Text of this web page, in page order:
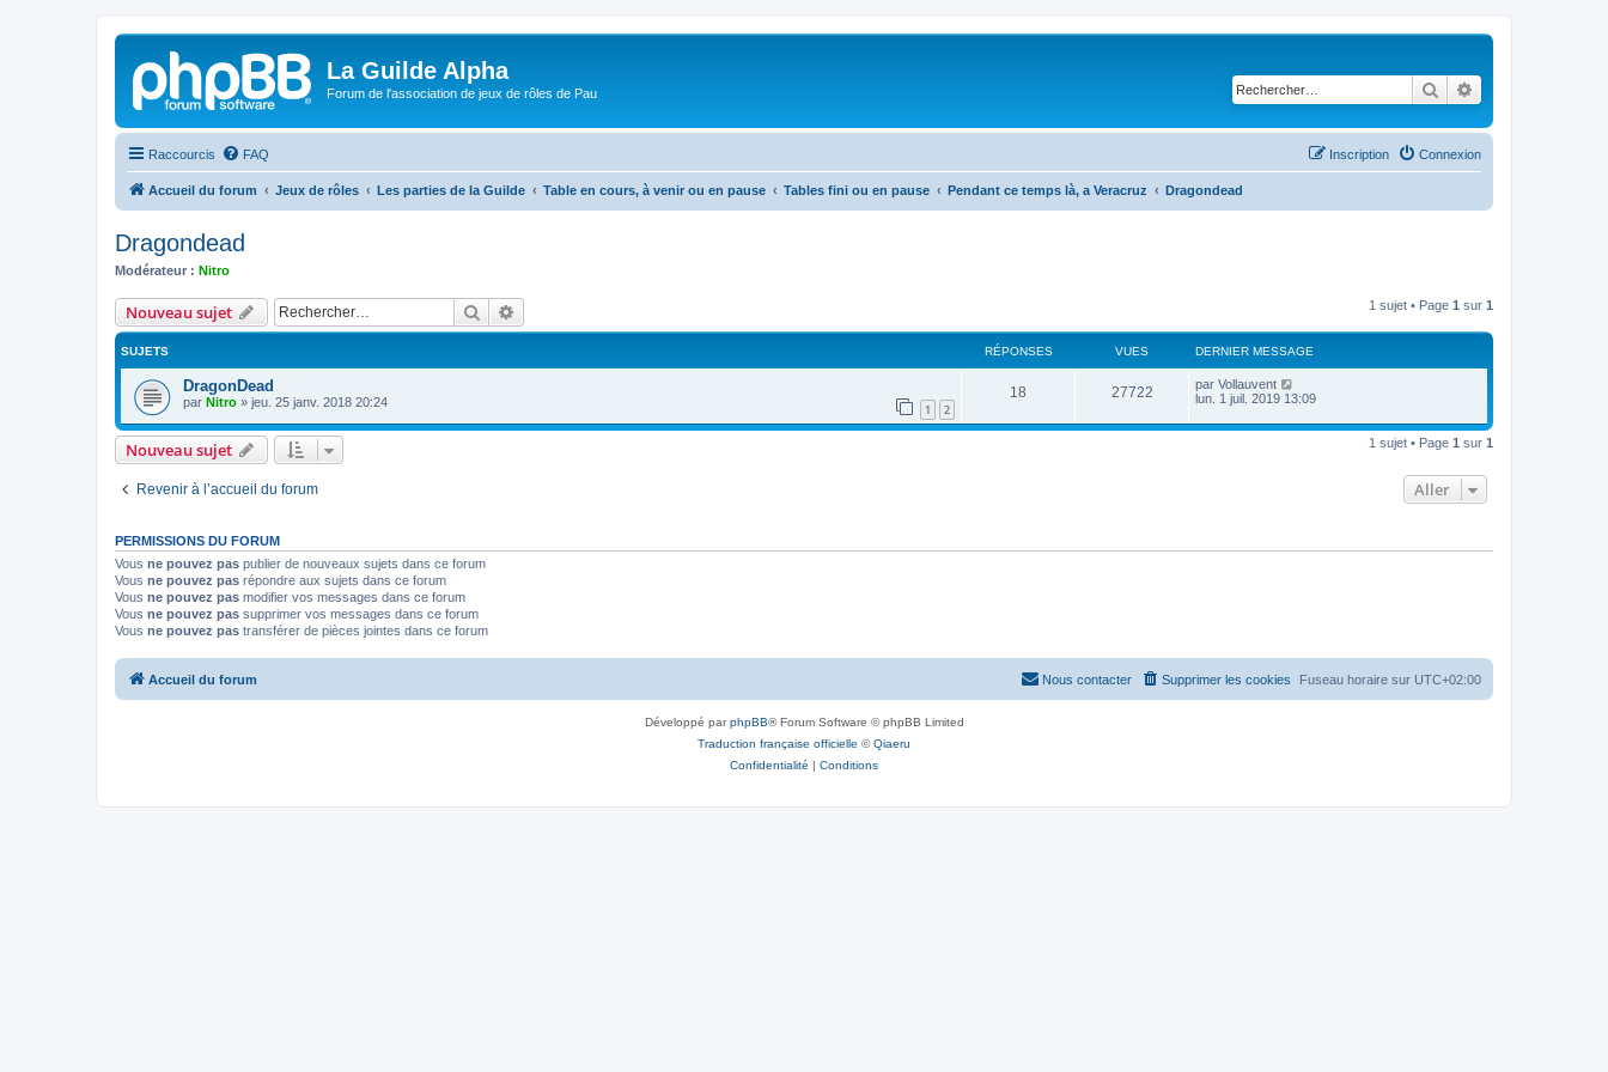
La Guilde Alpha
Forum de l'association de jeux de rôles de Pau Rechercher
Raccourcis FAQ Connexion
Inscription
Accueil du forum Jeux de rôles Les parties de la Guilde Table en cours, à venir ou en pause Tables fini ou en pause Pendant ce temps là, a Veracruz Dragondead
Dragondead
Modérateur : Nitro
Nouveau sujet Rechercher 1 sujet • Page 1 sur 1
SUJETS RÉPONSES VUES DERNIER MESSAGE
DragonDead
par Nitro » jeu. 25 janv. 2018 20:24 1 2
18 27722 par Vollauvent
lun. 1 juil. 2019 13:09
Nouveau sujet 1 sujet • Page 1 sur 1
Revenir à l’accueil du forum Aller
PERMISSIONS DU FORUM
Vous ne pouvez pas publier de nouveaux sujets dans ce forum
Vous ne pouvez pas répondre aux sujets dans ce forum
Vous ne pouvez pas modifier vos messages dans ce forum
Vous ne pouvez pas supprimer vos messages dans ce forum
Vous ne pouvez pas transférer de pièces jointes dans ce forum
Accueil du forum Fuseau horaire sur UTC+02:00
Supprimer les cookies
Nous contacter
Développé parphpBB® Forum Software © phpBB Limited
Traduction française officielle ©Qiaeru
Confidentialité | Conditions